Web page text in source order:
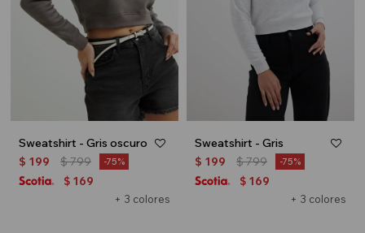
Sweatshirt - Gris oscuro
+ 3 colores
$ 199 $799 75
$ 169
Sweatshirt - Gris
+ 3 colores
$ 199 $799 75
$ 169